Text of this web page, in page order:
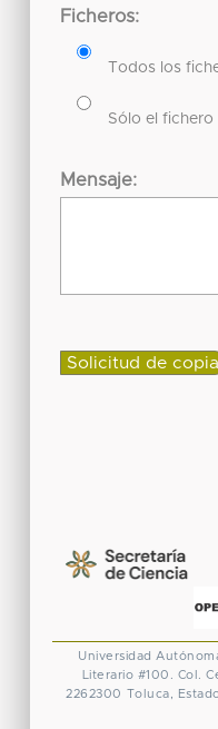
Ficheros:
Todos los
Sólo el fichero
Mensaje:
Universidad
Literario #100. Col.
2262300 Toluca,